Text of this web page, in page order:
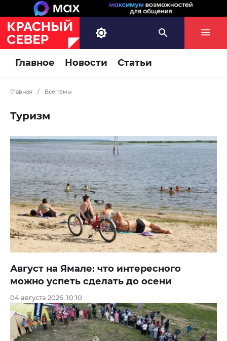
Главное Новости Статьи
Главная / Все темы
Туризм
Август на Ямале: что интересного
можно успеть сделать до осени
04 августа 2026, 10:10